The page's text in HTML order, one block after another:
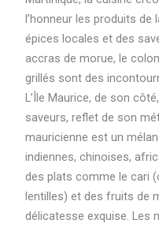
l’honneur les produits
épices locales et des
accras de morue, le
grillés sont des
L’Île Maurice, de son
saveurs, reflet de son
mauricienne est un
indiennes, chinoises,
des plats comme le cari
lentilles) et des fruits de
délicatesse exquise. Les